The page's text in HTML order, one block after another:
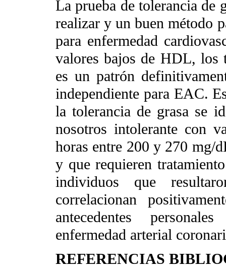
La prueba de tolerancia de
realizar y un buen método
para enfermedad
valores bajos de HDL, los
es un patrón
independiente para EAC.
la tolerancia de grasa se
nosotros intolerante con
horas entre 200 y 270 mg/
y que requieren
individuos que
correlacionan
antecedentes
enfermedad arterial
REFERENCIAS